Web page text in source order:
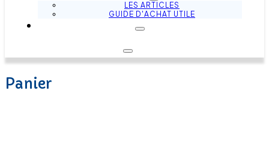
LES ARTICLES
GUIDE D'ACHAT UTILE
Panier